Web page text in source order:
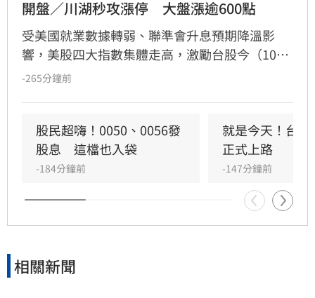
開盤／川湖秒攻漲停　大盤漲逾600點
受美國就業數據轉弱、聯準會升息預期降溫影
響，美股四大指數集體走高，激勵台股今（10）
日強勢開盤。台積電領軍上漲20元，帶動加權指
走強，漲幅達1.98%。值得關注的是，處置股新
制今日正式上路，交易機制鬆綁有效提升市場流
動性。分析師指出，隨著監管環境改善，高價股
行情有望持續升溫，市場預期萬元股俱樂部規模
將擴大，投資人對於高價族群的本益比評價轉趨
樂觀。不過投資仍具風險，提醒投資人應審慎評
-265分鐘前
股民超嗨！0050、0056發
股息　這檔也入袋
-184分鐘前
就是今天！台
正式上路
-147分鐘前
相關新聞